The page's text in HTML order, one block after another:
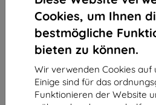
Cookies, um Ihnen
bestmögliche
bieten zu können.
Wir verwenden Cookies auf
Einige sind für das
Funktionieren der Website
Shield-Sk s.r.o.
Ulica Rudolfa Mocka 3750/2A
841 04 Bratislava
Unternehmens-ID:46701494